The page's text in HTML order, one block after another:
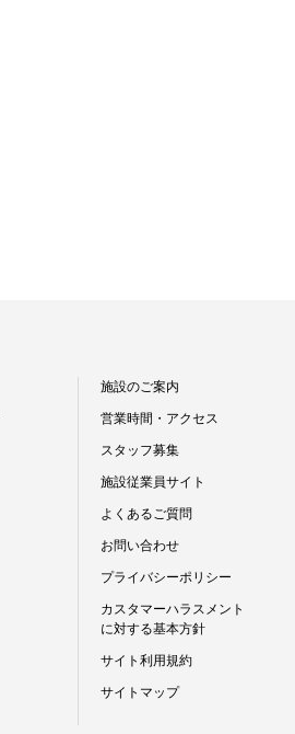
施設のご案内
営業時間・アクセス
スタッフ募集
施設従業員サイト
よくあるご質問
お問い合わせ
プライバシーポリシー
カスタマーハラスメント
に対する基本方針
サイト利用規約
サイトマップ